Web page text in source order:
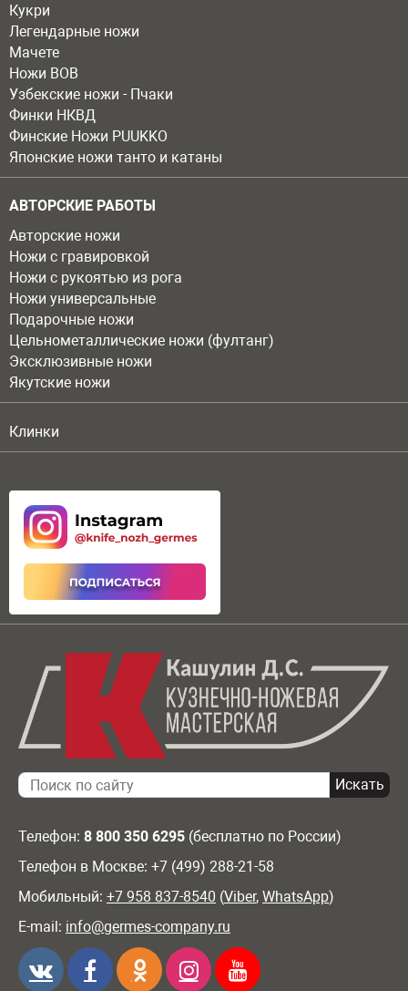
Кукри
Легендарные ножи
Мачете
Ножи ВОВ
Узбекские ножи - Пчаки
Финки НКВД
Финские Ножи PUUKKO
Японские ножи танто и катаны
АВТОРСКИЕ РАБОТЫ
Авторские ножи
Ножи с гравировкой
Ножи с рукоятью из рога
Ножи универсальные
Подарочные ножи
Цельнометаллические ножи (фултанг)
Эксклюзивные ножи
Якутские ножи
Клинки
Телефон: 8 800 350 6295 (бесплатно по России)
Телефон в Москве: +7 (499) 288-21-58
Мобильный: +7 958 837-8540 (Viber, WhatsApp)
E-mail: info@germes-company.ru